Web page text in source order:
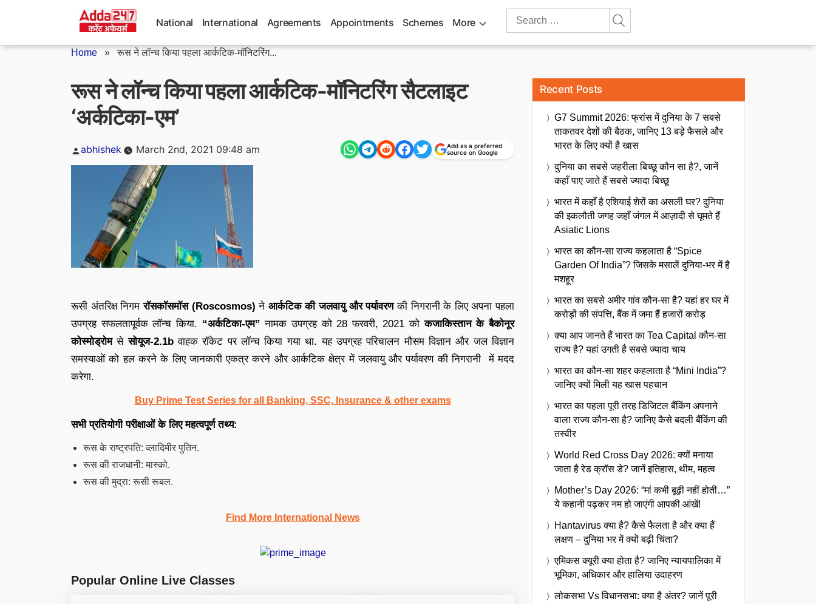
National International Agreements Appointments Schemes More
Search
Home »रूस ने लॉन्च किया पहला आर्कटिक-मॉनिटरिंग...
रूस ने लॉन्च किया पहला आर्कटिक-मॉनिटरिंग सैटलाइट
‘अर्कटिका-एम’
Posted
abhishek March 2nd, 2021 09:48 am
Add as a preferred
source on Google
रूसी अंतरिक्ष निगमरॉसकॉसमॉस (Roscosmos)ने आर्कटिक की जलवायु और पर्यावरणकी निगरानी के लिए अपना पहला
उपग्रह सफलतापूर्वक लॉन्च किया. “अर्कटिका-एम” नामक उपग्रह को 28 फरवरी, 2021 कोकजाकिस्तान के बैकोनूर
कोस्मोड्रोमसेसोयूज-2.1bवाहक रॉकेट पर लॉन्च किया गया था. यह उपग्रह परिचालन मौसम विज्ञान और जल विज्ञान
समस्याओं को हल करने के लिए जानकारी एकत्र करने और आर्कटिक क्षेत्र में जलवायु और पर्यावरण की निगरानी में मदद
करेगा.
Buy Prime Test Series for all Banking, SSC, Insurance & other exams
सभी प्रतियोगी परीक्षाओं के लिए महत्वपूर्ण तथ्य:
रूस के राष्ट्रपति: व्लादिमीर पुतिन.
रूस की राजधानी: मास्को.
रूस की मुद्रा: रूसी रूबल.
Find More International News
Popular Online Live Classes
Recent Posts
G7 Summit 2026: फ्रांस में दुनिया के 7 सबसे
ताकतवर देशों की बैठक, जानिए 13 बड़े फैसले और
भारत के लिए क्यों है खास
दुनिया का सबसे जहरीला बिच्छू कौन सा है?, जानें
कहाँ पाए जाते हैं सबसे ज्यादा बिच्छू
भारत में कहाँ है एशियाई शेरों का असली घर? दुनिया
की इकलौती जगह जहाँ जंगल में आज़ादी से घूमते हैं
Asiatic Lions
भारत का कौन-सा राज्य कहलाता है “Spice
Garden Of India”? जिसके मसालें दुनिया-भर में है
मशहूर
भारत का सबसे अमीर गांव कौन-सा है? यहां हर घर में
करोड़ों की संपत्ति, बैंक में जमा हैं हजारों करोड़
क्या आप जानते हैं भारत का Tea Capital कौन-सा
राज्य है? यहां उगती है सबसे ज्यादा चाय
भारत का कौन-सा शहर कहलाता है “Mini India”?
जानिए क्यों मिली यह खास पहचान
भारत का पहला पूरी तरह डिजिटल बैंकिंग अपनाने
वाला राज्य कौन-सा है? जानिए कैसे बदली बैंकिंग की
तस्वीर
World Red Cross Day 2026: क्यों मनाया
जाता है रेड क्रॉस डे? जानें इतिहास, थीम, महत्व
Mother’s Day 2026: “मां कभी बूढ़ी नहीं होती…”
ये कहानी पढ़कर नम हो जाएंगी आपकी आंखें!
Hantavirus क्या है? कैसे फैलता है और क्या हैं
लक्षण – दुनिया भर में क्यों बढ़ी चिंता?
एमिकस क्यूरी क्या होता है? जानिए न्यायपालिका में
भूमिका, अधिकार और हालिया उदाहरण
लोकसभा Vs विधानसभा: क्या है अंतर? जानें पूरी